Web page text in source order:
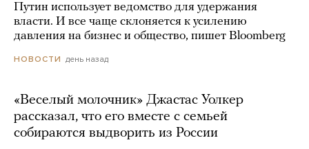
Путин использует ведомство для удержания
власти. И все чаще склоняется к усилению
давления на бизнес и общество, пишет Bloomberg
НОВОСТИ день назад
«Веселый молочник» Джастас Уолкер
рассказал, что его вместе с семьей
собираются выдворить из России